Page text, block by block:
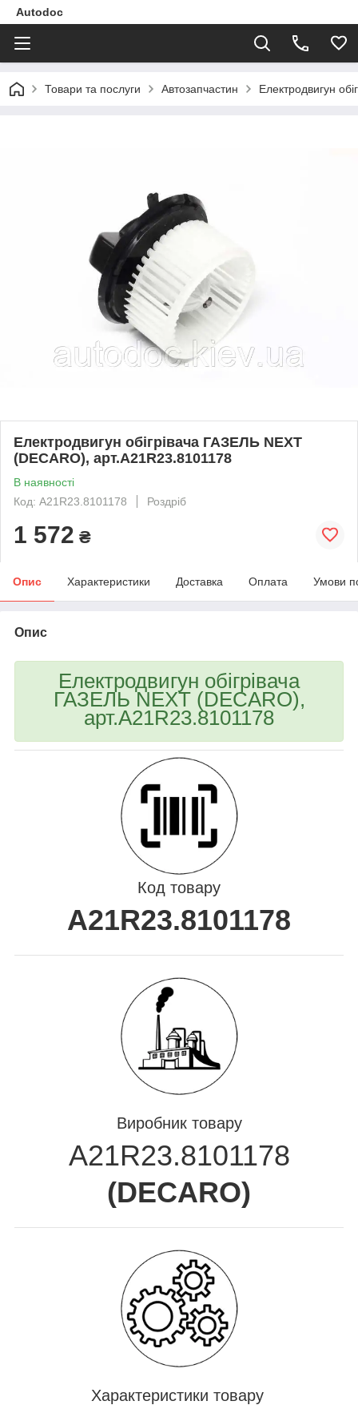
Autodoc
Товари та послуги Автозапчастин Електродвигун
Електродвигун обігрівача ГАЗЕЛЬ NEXT
(DECARO), арт.A21R23.8101178
В наявності
Код: A21R23.8101178
Роздріб
1 572 ₴
Опис Характеристики Доставка Оплата Умови
Опис
Електродвигун обігрівача
ГАЗЕЛЬ NEXT (DECARO),
арт.A21R23.8101178
Код товару
A21R23.8101178
Виробник товару
A21R23.8101178
(DECARO)
Характеристики товару